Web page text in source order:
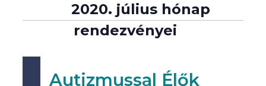
2020. július hónap
rendezvényei
Autizmussal Élők